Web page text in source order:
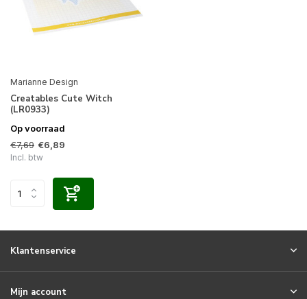
Marianne Design
Creatables Cute Witch
(LR0933)
Op voorraad
€7,69 €6,89
Incl. btw
Klantenservice
Mijn account